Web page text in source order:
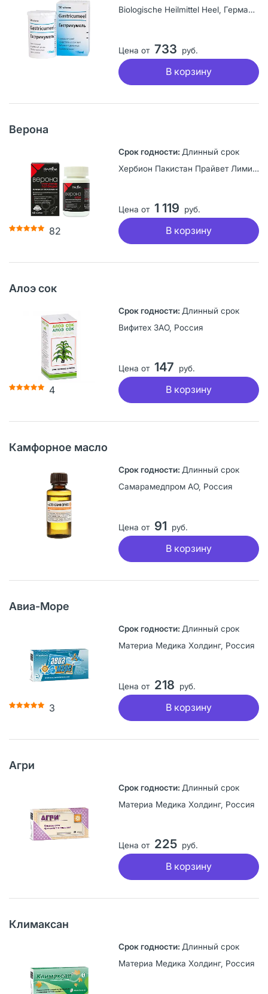
Biologische Heilmittel Heel, Германия
Цена от 733 руб.
В корзину
Верона
82
Длинный срок
Хербион Пакистан Прайвет Лимитед, Пакистан
Цена от 1 119 руб.
В корзину
Алоэ сок
4
Длинный срок
Вифитех ЗАО, Россия
Цена от 147 руб.
В корзину
Камфорное масло
Длинный срок
Самарамедпром АО, Россия
Цена от 91 руб.
В корзину
Авиа-Море
3
Длинный срок
Материа Медика Холдинг, Россия
Цена от 218 руб.
В корзину
Агри
Длинный срок
Материа Медика Холдинг, Россия
Цена от 225 руб.
В корзину
Климаксан
Длинный срок
Материа Медика Холдинг, Россия